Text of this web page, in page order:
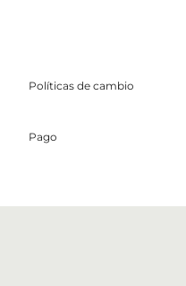
Políticas de cambio
Pago